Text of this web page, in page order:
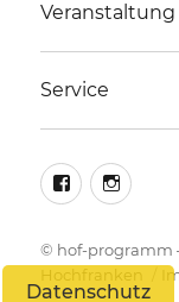
Service
facebook
© hof-programm
Hochfranken
Datenschutz